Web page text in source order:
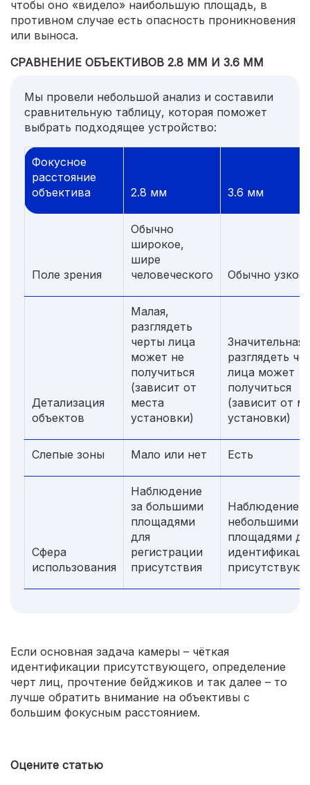
чтобы оно «видело» наибольшую площадь, в
противном случае есть опасность проникновения
или выноса.
СРАВНЕНИЕ ОБЪЕКТИВОВ 2.8 ММ И 3.6 ММ
Мы провели небольшой анализ и составили
сравнительную таблицу, которая поможет
выбрать подходящее устройство:
Фокусное
расстояние
объектива
2.8 мм 3.6 мм
Поле зрения
Обычно
широкое,
шире
человеческого
Обычно узкое
Детализация
объектов
Малая,
разглядеть
черты лица
может не
получиться
(зависит от
места
установки)
Значительная,
разглядеть
лица может
получиться
(зависит от
установки)
Слепые зоны Мало или нет Есть
Сфера
использования
Наблюдение
за большими
площадями
для
регистрации
присутствия
Наблюдение
небольшими
площадями
Если основная задача камеры – чёткая
идентификации присутствующего, определение
черт лиц, прочтение бейджиков и так далее – то
лучше обратить внимание на объективы с
большим фокусным расстоянием.
Оцените статью